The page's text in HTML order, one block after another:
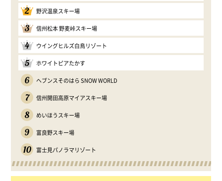
2 野沢温泉スキー場
3 信州松本 野麦峠スキー場
4 ウイングヒルズ白鳥リゾート
5 ホワイトピアたかす
6 ヘブンスそのはら SNOW WORLD
7 信州開田高原マイアスキー場
8 めいほうスキー場
9 富良野スキー場
10 富士見パノラマリゾート